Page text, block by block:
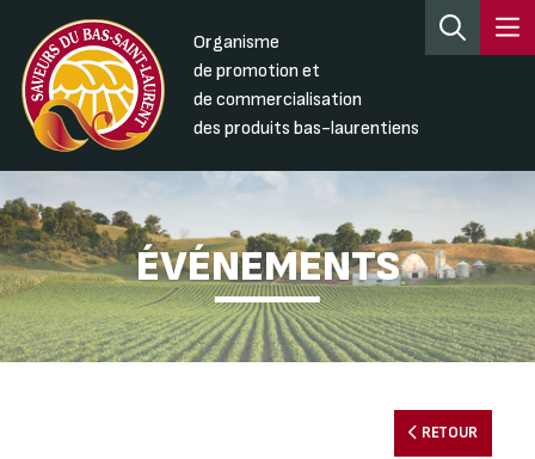
Organisme
de promotion et
de commercialisation
des produits bas-laurentiens
ÉVÉNEMENTS
RETOUR